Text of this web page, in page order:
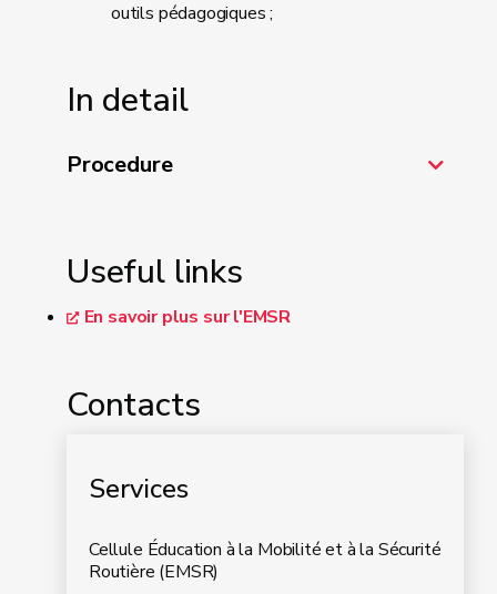
outils pédagogiques ;
In detail
Procedure
Useful links
En savoir plus sur l'EMSR
Contacts
Services
Cellule Éducation à la Mobilité et à la Sécurité
Routière (EMSR)